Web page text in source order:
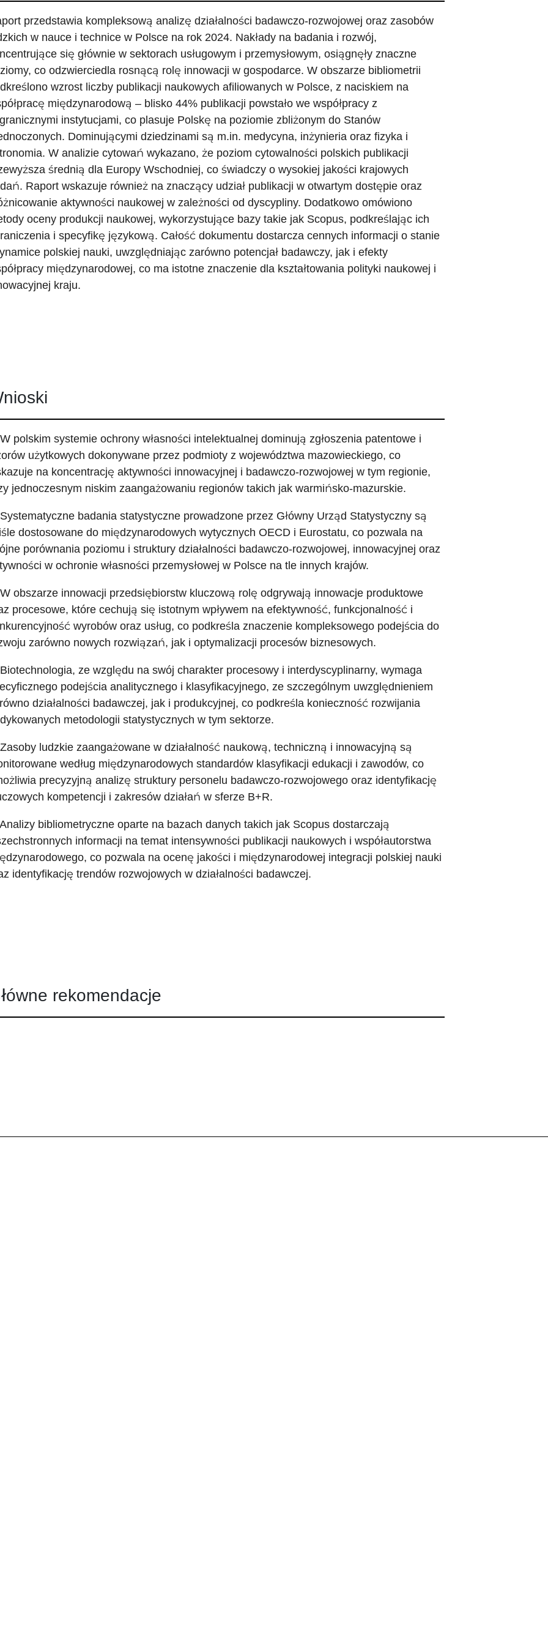
przedstawia kompleksową analizę działalności badawczo-rozwojowej oraz zasobów
w nauce i technice w Polsce na rok 2024. Nakłady na badania i rozwój,
się głównie w sektorach usługowym i przemysłowym, osiągnęły znaczne
co odzwierciedla rosnącą rolę innowacji w gospodarce. W obszarze bibliometrii
wzrost liczby publikacji naukowych afiliowanych w Polsce, z naciskiem na
międzynarodową – blisko 44% publikacji powstało we współpracy z
instytucjami, co plasuje Polskę na poziomie zbliżonym do Stanów
Dominującymi dziedzinami są m.in. medycyna, inżynieria oraz fizyka i
W analizie cytowań wykazano, że poziom cytowalności polskich publikacji
średnią dla Europy Wschodniej, co świadczy o wysokiej jakości krajowych
Raport wskazuje również na znaczący udział publikacji w otwartym dostępie oraz
aktywności naukowej w zależności od dyscypliny. Dodatkowo omówiono
oceny produkcji naukowej, wykorzystujące bazy takie jak Scopus, podkreślając ich
i specyfikę językową. Całość dokumentu dostarcza cennych informacji o stanie
polskiej nauki, uwzględniając zarówno potencjał badawczy, jak i efekty
międzynarodowej, co ma istotne znaczenie dla kształtowania polityki naukowej i
kraju.
polskim systemie ochrony własności intelektualnej dominują zgłoszenia patentowe i
użytkowych dokonywane przez podmioty z województwa mazowieckiego, co
na koncentrację aktywności innowacyjnej i badawczo-rozwojowej w tym regionie,
jednoczesnym niskim zaangażowaniu regionów takich jak warmińsko-mazurskie.
badania statystyczne prowadzone przez Główny Urząd Statystyczny są
dostosowane do międzynarodowych wytycznych OECD i Eurostatu, co pozwala na
porównania poziomu i struktury działalności badawczo-rozwojowej, innowacyjnej oraz
w ochronie własności przemysłowej w Polsce na tle innych krajów.
obszarze innowacji przedsiębiorstw kluczową rolę odgrywają innowacje produktowe
procesowe, które cechują się istotnym wpływem na efektywność, funkcjonalność i
wyrobów oraz usług, co podkreśla znaczenie kompleksowego podejścia do
zarówno nowych rozwiązań, jak i optymalizacji procesów biznesowych.
ze względu na swój charakter procesowy i interdyscyplinarny, wymaga
podejścia analitycznego i klasyfikacyjnego, ze szczególnym uwzględnieniem
działalności badawczej, jak i produkcyjnej, co podkreśla konieczność rozwijania
metodologii statystycznych w tym sektorze.
ludzkie zaangażowane w działalność naukową, techniczną i innowacyjną są
według międzynarodowych standardów klasyfikacji edukacji i zawodów, co
precyzyjną analizę struktury personelu badawczo-rozwojowego oraz identyfikację
kompetencji i zakresów działań w sferze B+R.
bibliometryczne oparte na bazach danych takich jak Scopus dostarczają
informacji na temat intensywności publikacji naukowych i współautorstwa
co pozwala na ocenę jakości i międzynarodowej integracji polskiej nauki
identyfikację trendów rozwojowych w działalności badawczej.
rekomendacje